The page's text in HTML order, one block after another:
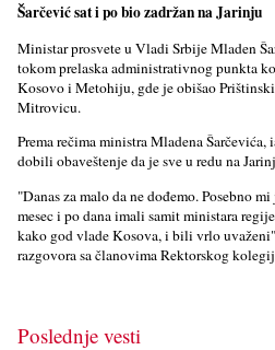
Šarčević sat i po bio zadržan na Jarinju
Ministar prosvete u Vladi Srbije Mladen
tokom prelaska administrativnog punkta
Kosovo i Metohiju, gde je obišao
Mitrovicu.
Prema rečima ministra Mladena
dobili obaveštenje da je sve u redu na
"Danas za malo da ne dođemo. Posebno
mesec i po dana imali samit ministara
kako god vlade Kosova, i bili vrlo
razgovora sa članovima Rektorskog
Poslednje vesti